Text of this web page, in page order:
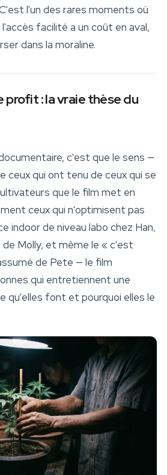
l'un des rares moments où
facilité a un coût en aval,
dans la moraline.
profit : la vraie thèse du
c'est que le sens —
ceux qui ont tenu de ceux qui se
que le film met en
ceux qui n'optimisent pas
indoor de niveau labo chez Han,
Molly, et même le « c'est
de Pete — le film
qui entretiennent une
qu'elles font et pourquoi elles le